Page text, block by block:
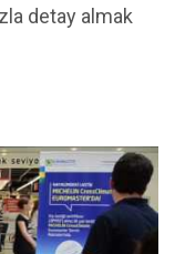
detay almak